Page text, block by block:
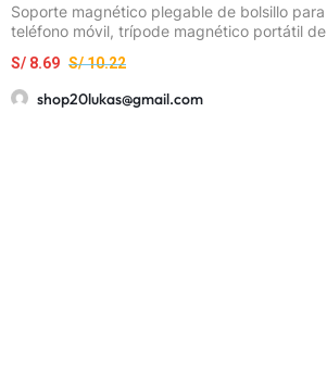
Soporte magnético plegable de bolsillo para
teléfono móvil, trípode magnético portátil de
S/10.22
S/ 8.69
shop20lukas@gmail.com